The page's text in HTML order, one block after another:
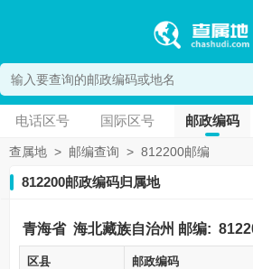
电话区号 国际区号 邮政编码
查属地 > 邮编查询 > 812200邮编
812200邮政编码归属地
青海省 海北藏族自治州 邮编:
区县 邮政编码